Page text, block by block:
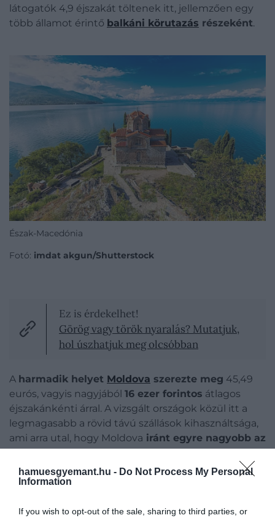
hamuesgyemant.hu - Do Not Process My Personal
Information
If you wish to opt-out of the sale, sharing to third parties, or
látogatók 4,9 éjszakát töltenek itt, jellemzően egy
több államot érintő balkáni körutazás részeként.
Észak-Macedónia
Fotó: imdat akgun/Shutterstock
Ez is érdekelhet!
Görög vagy török nyaralás? Mutatjuk,
hol úszhatjuk meg olcsóbban
A harmadik helyet Moldova szerezte meg 45,49
eurós, vagyis nagyjából 16 ezer forintos átlagos
éjszakánkénti árral. A vizsgált országok közül itt a
legmagasabb a rövid távú szállások kihasználtsága,
ami arra utal, hogy Moldova iránt egyre nagyobb az
érdeklődés. A legtöbb látogató a fővárosban,
Kisinyovbanszáll meg, és átlagosan 5,4 éjszakát tölt
az országban, ami az egyik leghosszabb átlagos